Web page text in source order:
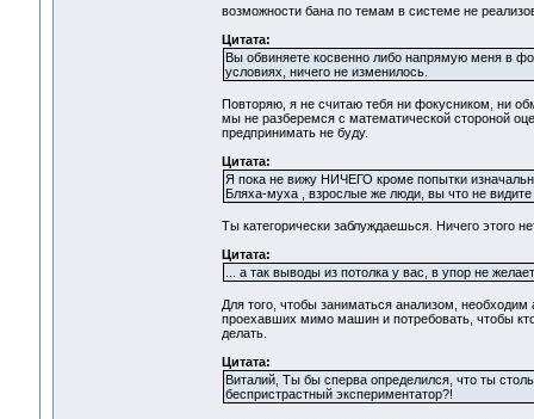
возможности бана по темам в системе не
Цитата:
Вы обвиняете косвенно либо напрямую меня в
условиях, ничего не изменилось.
Повторяю, я не считаю тебя ни фокусником, ни
мы не разберемся с математической стороной
предпринимать не буду.
Цитата:
Я пока не вижу НИЧЕГО кроме попытки
Бляха-муха , взрослые же люди, вы что не видите
Ты категорически заблуждаешься. Ничего этого
Цитата:
... а так выводы из потолка у вас, в упор не
Для того, чтобы заниматься анализом,
проехавших мимо машин и потребовать, чтобы
делать.
Цитата:
Виталий, Ты бы сперва определился, что ты
беспристрастный экспериментатор?!